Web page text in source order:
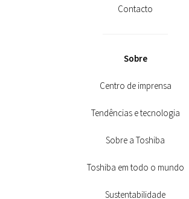
Contacto
Sobre
Centro de imprensa
Tendências e tecnologia
Sobre a Toshiba
Toshiba em todo o mundo
Sustentabilidade